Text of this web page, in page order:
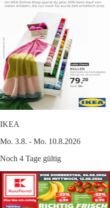
IKEA
Mo. 3.8. - Mo. 10.8.2026
Noch 4 Tage gültig